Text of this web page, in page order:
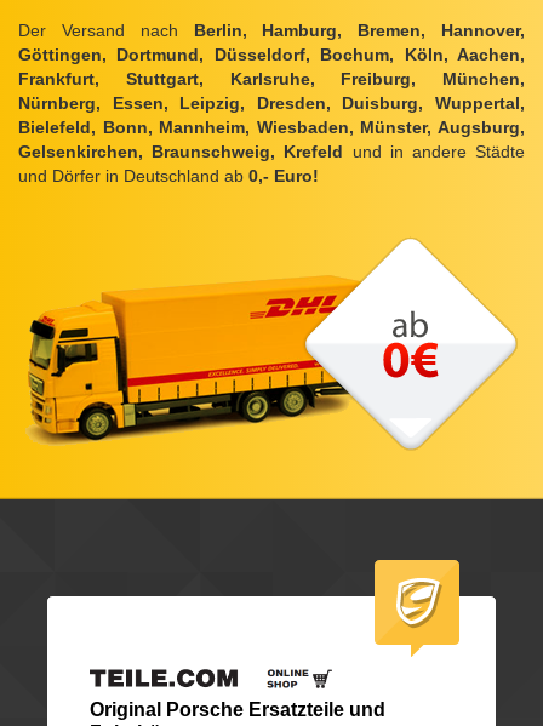
Der Versand nach Berlin, Hamburg, Bremen, Hannover,
Göttingen, Dortmund, Düsseldorf, Bochum, Köln, Aachen,
Frankfurt, Stuttgart, Karlsruhe, Freiburg, München,
Nürnberg, Essen, Leipzig, Dresden, Duisburg, Wuppertal,
Bielefeld, Bonn, Mannheim, Wiesbaden, Münster, Augsburg,
Gelsenkirchen, Braunschweig, Krefeld und in andere Städte
und Dörfer in Deutschland ab 0,- Euro!
Original Porsche Ersatzteile und